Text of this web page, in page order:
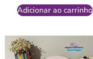
Adicionar ao carrinho